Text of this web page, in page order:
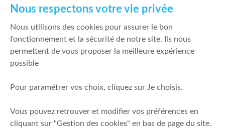
Politique de meilleure sélection
Politique de durabilité
Fonds de garantie des dépôts et de résolution
Mentions légales
Nous respectons votre vie privée
Nous utilisons des cookies pour assurer le bon
fonctionnement et la sécurité de notre site. Ils nous
permettent de vous proposer la meilleure expérience
possible
Pour paramétrer vos choix, cliquez sur Je choisis.
Vous pouvez retrouver et modifier vos préférences en
cliquant sur "Gestion des cookies" en bas de page du site.